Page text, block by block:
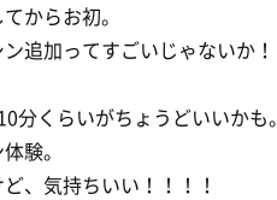
からお初。
追加ってすごいじゃないか！
分くらいがちょうどいいかも。
験。
、気持ちいい！！！！